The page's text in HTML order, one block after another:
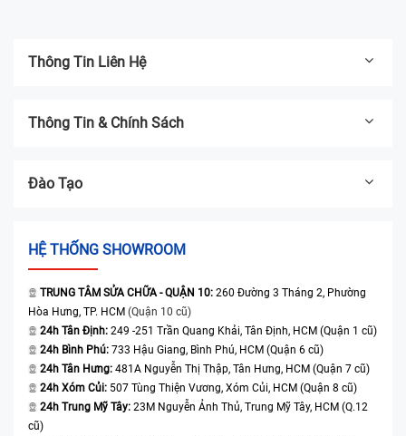
từ môi trường và thói quen sử dụng, phần vỏ có thể bị
vỏ iPhone Air là cần thiết để khôi phục diện mạo và
đảm bảo độ bền của máy. Dưới đây là những nguyên
Rơi rớt hoặc va đập mạnh:
khiến cạnh máy bị móp, góc khung bị cong hoặc
thậm chí nứt vỡ bo sườn. Khi khung vỏ không còn
chuẩn form, máy dễ bị hở viền, giảm khả năng
chống bụi - chống ẩm và gây lỏng lẻo trong quá
trình sử dụng.
Bị tì đè hoặc chịu lực nặng trong balo, túi
xách:iPhone Air có thiết kế mỏng, khi bị ép với lực
lớn có thể dẫn đến cong khung, kẹt phím tăng giảm
Thông Tin Liên Hệ
Thông Tin & Chính Sách
Đào Tạo
HỆ THỐNG SHOWROOM
TRUNG TÂM SỬA CHỮA - QUẬN 10: 260 Đường 3 Tháng 2, Phường
Hòa Hưng, TP. HCM (Quận 10 cũ)
24h Tân Định: 249 -251 Trần Quang Khải, Tân Định, HCM (Quận 1 cũ)
24h Bình Phú: 733 Hậu Giang, Bình Phú, HCM (Quận 6 cũ)
24h Tân Hưng: 481A Nguyễn Thị Thập, Tân Hưng, HCM (Quận 7 cũ)
24h Xóm Củi: 507 Tùng Thiện Vương, Xóm Củi, HCM (Quận 8 cũ)
24h Trung Mỹ Tây: 23M Nguyễn Ảnh Thủ, Trung Mỹ Tây, HCM (Q.12
cũ)